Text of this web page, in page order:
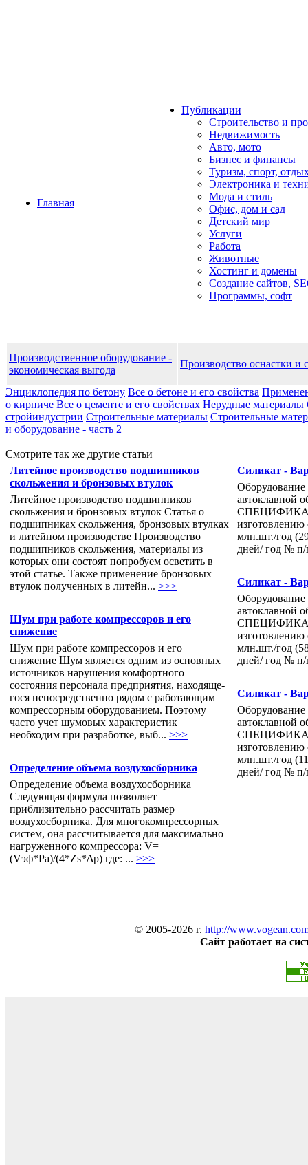
Главная
Публикации
Строительство и
Недвижимость
Авто, мото
Бизнес и финансы
Туризм, спорт,
Электроника и
Мода и стиль
Офис, дом и cад
Детский мир
Услуги
Работа
Животные
Хостинг и домены
Создание сайтов,
Программы, софт
Производственное оборудование -
экономическая выгода
Производство оснастки и
Энциклопедия по бетону Все о бетоне и его свойства
о кирпиче Все о цементе и его свойствах Нерудные материалы
стройиндустрии Строительные материалы Строительные
и оборудование - часть 2
Смотрите так же другие статьи
Литейное производство подшипников
скольжения и бронзовых втулок
Литейное производство подшипников
скольжения и бронзовых втулок Статья о
подшипниках скольжения, бронзовых втулках
и литейном производстве Производство
подшипников скольжения, материалы из
которых они состоят попробуем осветить в
этой статье. Также применение бронзовых
втулок полученных в литейн... >>>
Шум при работе компрессоров и его
снижение
Шум при работе компрессоров и его
снижение Шум является одним из основных
источников нарушения комфортного
состояния персонала предприятия, находяще­
гося непосредственно рядом с работающим
компрессорным оборудованием. Поэтому
часто учет шумовых характеристик
необходим при разработке, вы­б... >>>
Определение объема воздухосборника
Определение объема воздухосборника
Следующая формула позволяет
приблизительно рассчитать размер
воздухосборника. Для многокомпрессорных
систем, она рассчитывается для максимально
нагруженного компрессора: V=
(Vэф*Pa)/(4*Zs*∆p) где: ... >>>
Силикат -
Оборудование
автоклавной
изготовлению
млн.шт./год
дней/ год №
Силикат -
Оборудование
автоклавной
изготовлению
млн.шт./год
дней/ год №
Силикат -
Оборудование
автоклавной
изготовлению
млн.шт./год
дней/ год №
© 2005-2026 г. http://
Сайт работает на